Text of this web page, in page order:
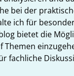
bei der
ich für
bietet die
Themen
fachliche